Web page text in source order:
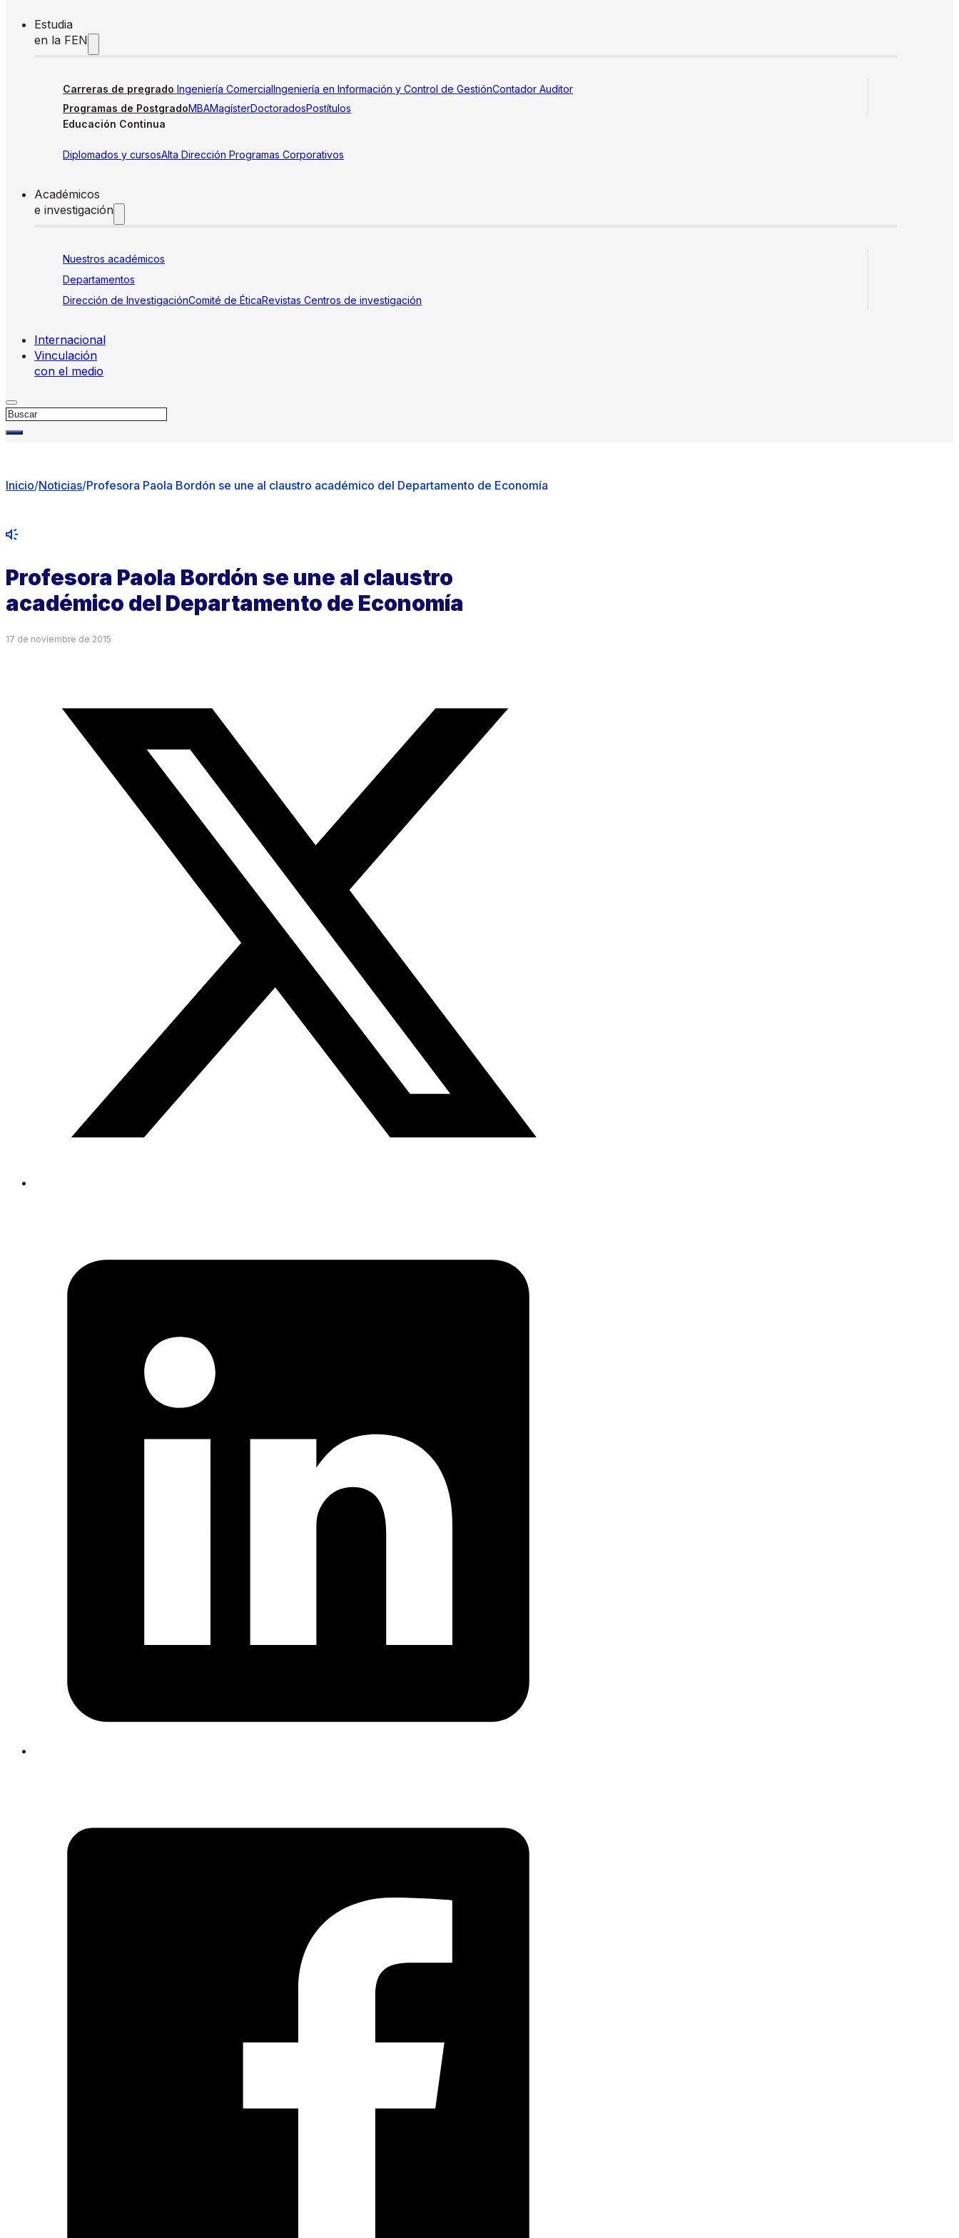
Estudia
en la FEN
Carreras de pregrado Ingeniería ComercialIngeniería en Información y Control de GestiónContador Auditor
Programas de PostgradoMBAMagísterDoctoradosPostítulos
Educación Continua
Diplomados y cursosAlta Dirección Programas Corporativos
Académicos
e investigación
Nuestros académicos
Departamentos
Dirección de InvestigaciónComité de ÉticaRevistas Centros de investigación
Internacional
Vinculación
con el medio
Buscar
Inicio/Noticias/Profesora Paola Bordón se une al claustro académico del Departamento de Economía
Profesora Paola Bordón se une al claustro
académico del Departamento de Economía
17 de noviembre de 2015